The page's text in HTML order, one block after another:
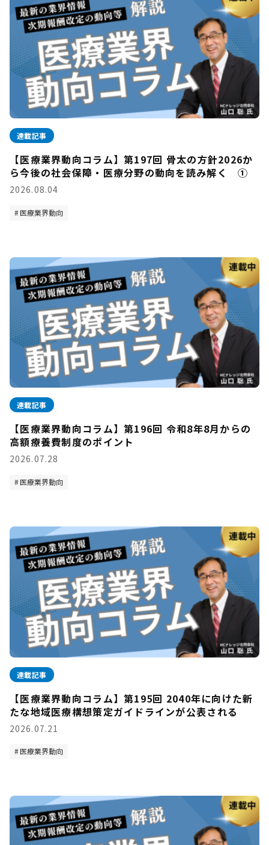
連載記事
【医療業界動向コラム】第197回 骨太の方針2026か
ら今後の社会保障・医療分野の動向を読み解く ①
2026.08.04
医療業界動向
連載記事
【医療業界動向コラム】第196回 令和8年8月からの
高額療養費制度のポイント
2026.07.28
医療業界動向
連載記事
【医療業界動向コラム】第195回 2040年に向けた新
たな地域医療構想策定ガイドラインが公表される
2026.07.21
医療業界動向